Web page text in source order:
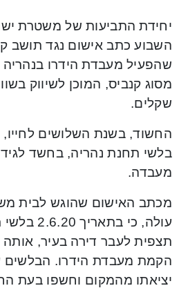
יחידת התביעות של משטרת
השבוע כתב אישום נגד תושב
שהפעיל מעבדת הידרו בנהריה
שקלים.
החשוד, בשנת השלושים לחייו,
בלשי תחנת נהריה, בחשד
מעבדה.
מכתב האישום שהוגש לבית
עולה, כי
תצפית לעבר דירה בעיר,
הקמת מעבדת הידרו.
יציאתו מהמקום וחשפו בעת